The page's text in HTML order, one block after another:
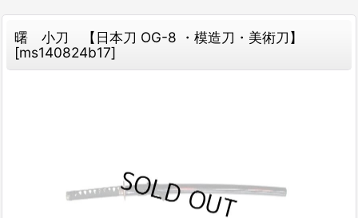
曙 小刀 【日本刀 OG-8 ・模造刀・美術刀】
[ms140824b17]